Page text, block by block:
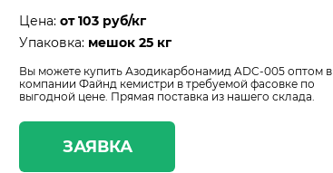
Цена: от 103 руб/кг
Упаковка: мешок 25 кг
Вы можете купить Азодикарбонамид ADC-005 оптом в
компании Файнд кемистри в требуемой фасовке по
выгодной цене. Прямая поставка из нашего склада.
ЗАЯВКА